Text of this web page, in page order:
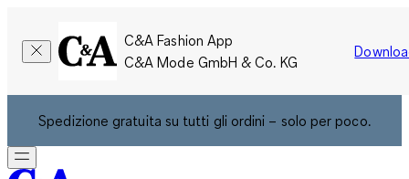
C&A Fashion App
C&A Mode GmbH & Co. KG
Spedizione gratuita su tutti gli ordini – solo per poco.